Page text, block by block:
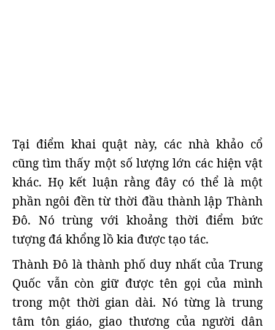
Tại điểm khai quật này, các nhà khảo cổ
cũng tìm thấy một số lượng lớn các hiện vật
khác. Họ kết luận rằng đây có thể là một
phần ngôi đền từ thời đầu thành lập Thành
Đô. Nó trùng với khoảng thời điểm bức
tượng đá khổng lồ kia được tạo tác.
Thành Đô là thành phố duy nhất của Trung
Quốc vẫn còn giữ được tên gọi của mình
trong một thời gian dài. Nó từng là trung
tâm tôn giáo, giao thương của người dân